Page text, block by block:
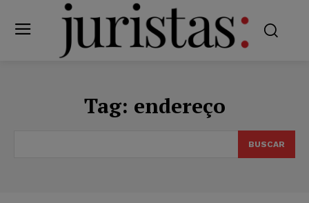
Tag: endereço
BUSCAR